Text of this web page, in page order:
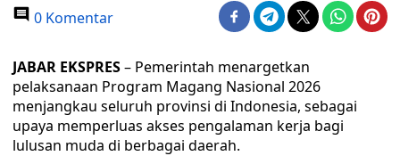
0 Komentar
JABAR EKSPRES– Pemerintah menargetkan
pelaksanaan Program Magang Nasional 2026
menjangkau seluruh provinsi di Indonesia, sebagai
upaya memperluas akses pengalaman kerja bagi
lulusan muda di berbagai daerah.